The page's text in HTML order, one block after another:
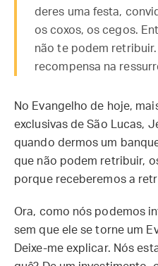
deres uma festa,
os coxos, os cegos.
não te podem retribuir.
recompensa na
No Evangelho de hoje,
exclusivas de São Lucas,
quando dermos um
que não podem retribuir,
porque receberemos a
Ora, como nós podemos
sem que ele se torne um
Deixe-me explicar. Nós